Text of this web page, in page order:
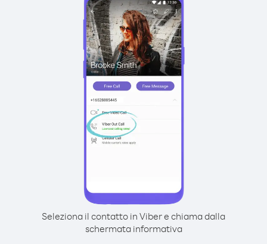
Seleziona il contatto in Viber e chiama dalla
schermata informativa